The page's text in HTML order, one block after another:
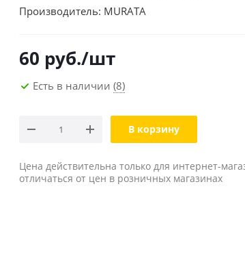
Производитель: MURATA
60 руб./шт
Есть в наличии (8)
В корзину
Цена действительна только для интернет-
отличаться от цен в розничных магазинах